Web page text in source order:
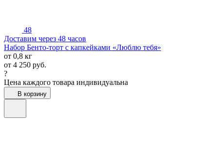
48
Доставим через 48 часов
Набор Бенто-торт с капкейками «Люблю тебя»
от 0,8 кг
от 4 250 руб.
?
Цена каждого товара индивидуальна
В корзину